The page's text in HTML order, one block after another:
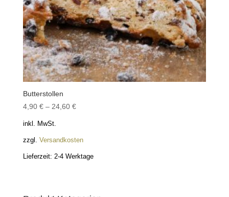
Butterstollen
4,90 €– 24,60 €
inkl. MwSt.
zzgl. Versandkosten
Lieferzeit: 2-4 Werktage